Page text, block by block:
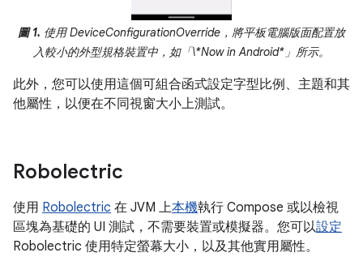
圖 1. 使用 DeviceConfigurationOverride，將平板電腦版面配置放
入較小的外型規格裝置中，如「\*Now in Android*」所示。
此外，您可以使用這個可組合函式設定字型比例、主題和其
他屬性，以便在不同視窗大小上測試。
Robolectric
使用 Robolectric 在 JVM 上本機執行 Compose 或以檢視
區塊為基礎的 UI 測試，不需要裝置或模擬器。您可以設定
Robolectric 使用特定螢幕大小，以及其他實用屬性。